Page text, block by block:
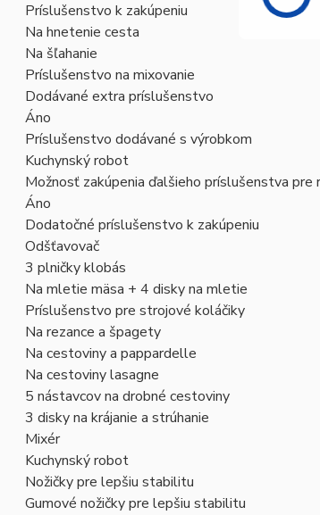
Príslušenstvo k zakúpeniu
Na hnetenie cesta
Na šľahanie
Príslušenstvo na mixovanie
Dodávané extra príslušenstvo
Áno
Príslušenstvo dodávané s výrobkom
Kuchynský robot
Možnosť zakúpenia ďalšieho príslušenstva
Áno
Dodatočné príslušenstvo k zakúpeniu
Odšťavovač
3 plničky klobás
Na mletie mäsa + 4 disky na mletie
Príslušenstvo pre strojové koláčiky
Na rezance a špagety
Na cestoviny a pappardelle
Na cestoviny lasagne
5 nástavcov na drobné cestoviny
3 disky na krájanie a strúhanie
Mixér
Kuchynský robot
Nožičky pre lepšiu stabilitu
Gumové nožičky pre lepšiu stabilitu